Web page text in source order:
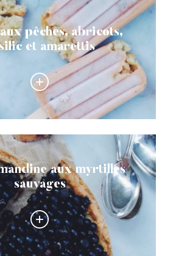
pêches, abricots,
et amarettis
aux myrtilles
sauvages